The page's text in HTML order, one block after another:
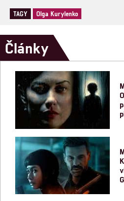
TAGY Olga Kurylenko
Články